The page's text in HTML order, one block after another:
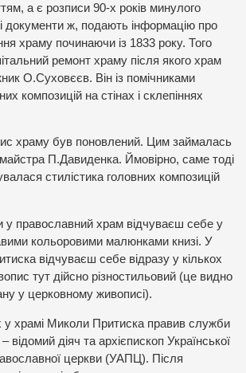
а є розписи 90-х років минулого
документи ж, подають інформацію про
храму починаючи із 1833 року. Того
ремонт храму після якого храм
О.Суховєєв. Він із помічниками
композицій на стінах і склепіннях
храму був поновлений. Цим займалась
П.Давиденка. Ймовірно, саме тоді
стилістика головних композицій
у православний храм відчуваєш себе у
кольоровими малюнками книзі. У
відчуваєш себе відразу у кількох
тут дійсно різностильовий (це видно
у церковному живописі).
у храмі Миколи Притиска правив служби
відомий діяч та архієпископ Української
церкви (УАПЦ). Після